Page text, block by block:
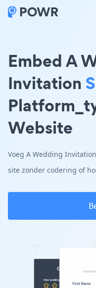
Embed A
Invitation
Website
Voeg A Wedding
site zonder codering of